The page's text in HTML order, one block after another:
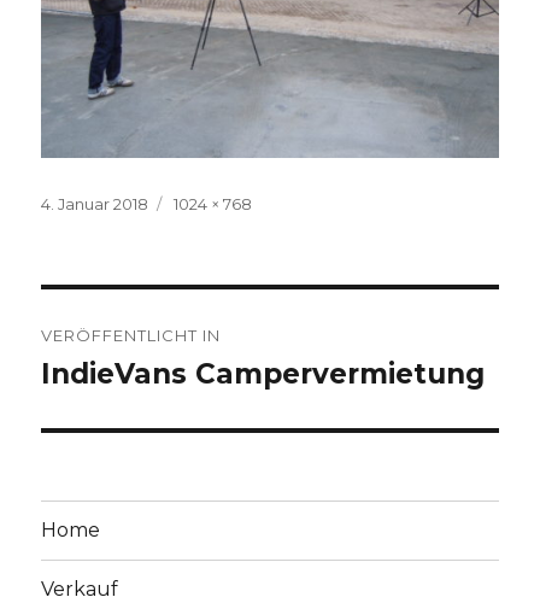
Veröffentlicht
4. Januar 2018
Volle
1024 × 768
VERÖFFENTLICHT IN
IndieVans Campervermietung
Home
Verkauf